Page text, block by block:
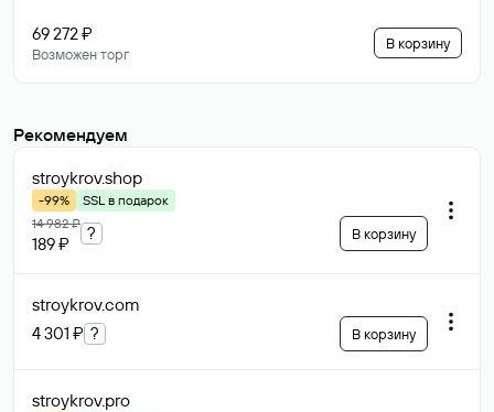
69 272 ₽
Возможен торг
В корзину
Рекомендуем
stroykrov.shop
-99%
SSL в подарок
14 982 ₽
189 ₽
? В корзину
stroykrov.com
4 301 ₽ ? В корзину
stroykrov.pro